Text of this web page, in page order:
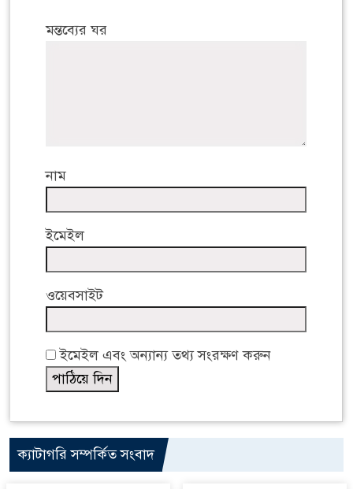
মন্তব্যের ঘর
নাম
ইমেইল
ওয়েবসাইট
ইমেইল এবং অন্যান্য তথ্য সংরক্ষণ করুন
ক্যাটাগরি সম্পর্কিত সংবাদ